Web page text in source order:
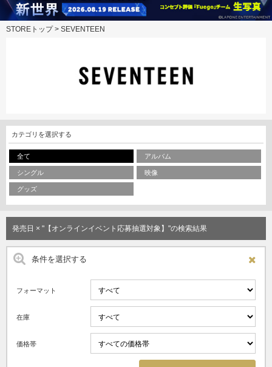
STOREトップ> SEVENTEEN
カテゴリを選択する
全て アルバム
シングル 映像
グッズ
発売日 × "【オンラインイベント応募抽選対象】"の検索結果
条件を選択する
フォーマット
在庫
価格帯